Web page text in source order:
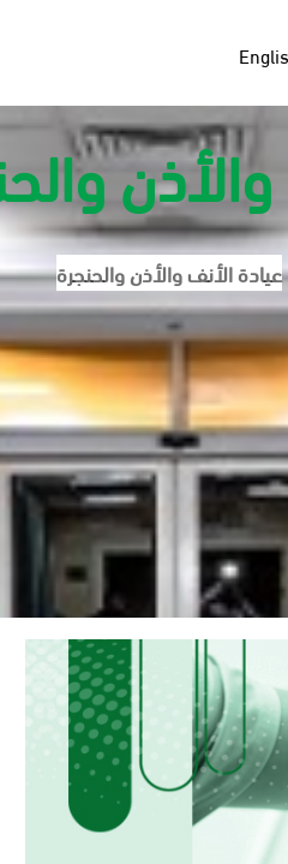
عيادة الأنف والأذن والحنجرة